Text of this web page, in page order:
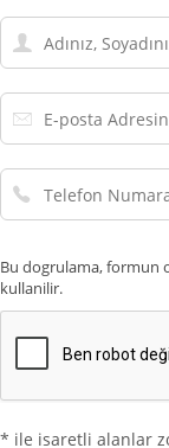
Adınız,
Soyadınız
E-
posta
Telefon
Numaranız
Bu dogrulama, formun
kullanilir.
* ile isaretli alanlar